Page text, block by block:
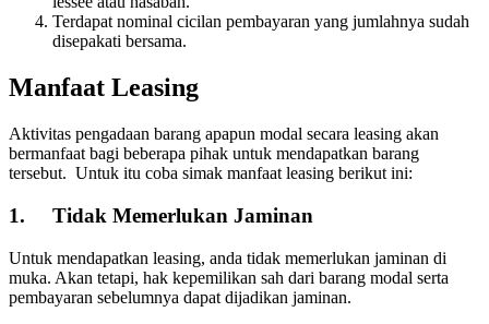
Terdapat nominal cicilan pembayaran yang jumlahnya sudah
disepakati bersama.
Manfaat Leasing
Aktivitas pengadaan barang apapun modal secara leasing akan
bermanfaat bagi beberapa pihak untuk mendapatkan barang
tersebut. Untuk itu coba simak manfaat leasing berikut ini:
1. Tidak Memerlukan Jaminan
Untuk mendapatkan leasing, anda tidak memerlukan jaminan di
muka. Akan tetapi, hak kepemilikan sah dari barang modal serta
pembayaran sebelumnya dapat dijadikan jaminan.